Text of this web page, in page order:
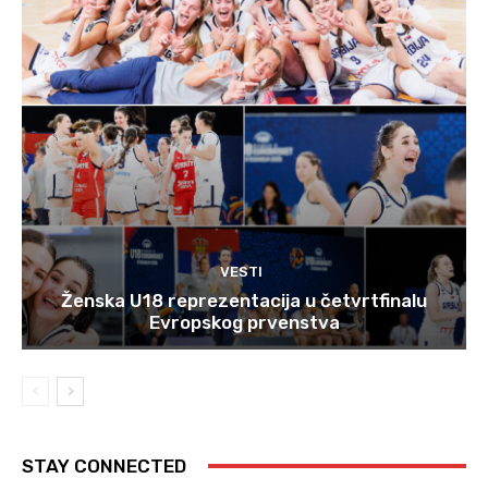
VESTI
Ženska U18 reprezentacija u četvrtfinalu
Evropskog prvenstva
STAY CONNECTED